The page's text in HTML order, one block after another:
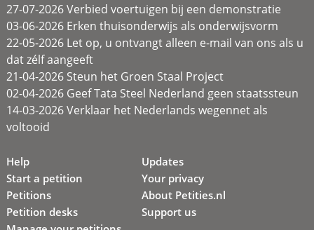
27-07-2026 Verbied voertuigen bij een demonstratie
03-06-2026 Erken thuisonderwijs als onderwijsvorm
22-05-2026 Let op, u ontvangt alleen e-mail van ons als u
dat zélf aangeeft
21-04-2026 Steun het Groen Staal Project
02-04-2026 Geef Tata Steel Nederland geen staatssteun
14-03-2026 Verklaar het Nederlands wegennet als
voltooid
Help
Start a petition
Petitions
Petition desks
Updates
Your privacy
About Petities.nl
Support us